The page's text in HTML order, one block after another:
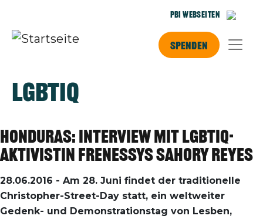
PBI Webseiten
Spenden
LGBTIQ
Honduras: Interview mit LGBTIQ-
Aktivistin Frenessys Sahory Reyes
28.06.2016 - Am 28. Juni findet der traditionelle
Christopher-Street-Day statt, ein weltweiter
Gedenk- und Demonstrationstag von Lesben,